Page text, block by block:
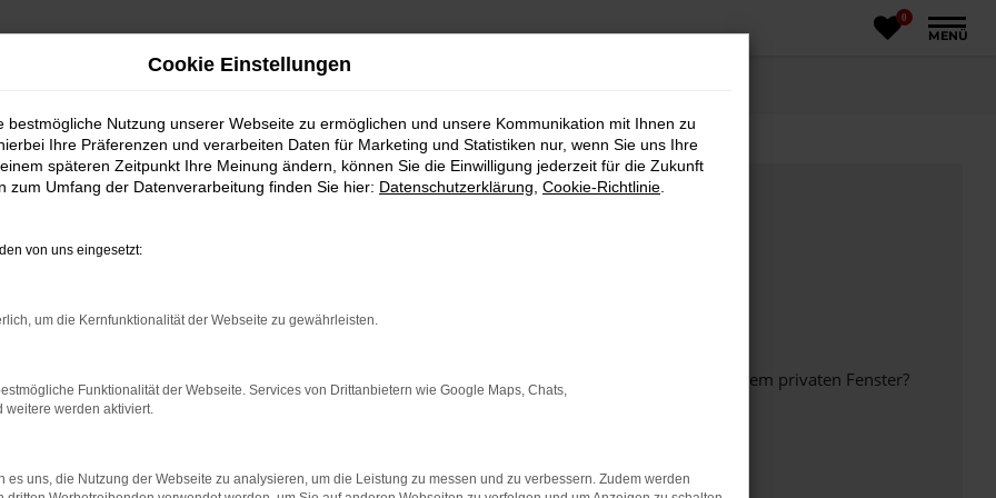
0
MENÜ
bestimmter Seiten verhindern. Funktioniert die Seite in einem anderen Browser oder in einem privaten Fenster?
beheben.
auf dem neuesten Stand sind.
kann auch dazu führen, dass bestimmte Funktionen nicht mehr unterstützt werden.
Cookie Einstellungen
bestmögliche Nutzung unserer Webseite zu ermöglichen und unsere Kommunikation mit Ihnen zu
Ihre Präferenzen und verarbeiten Daten für Marketing und Statistiken nur, wenn Sie uns Ihre
späteren Zeitpunkt Ihre Meinung ändern, können Sie die Einwilligung jederzeit für die Zukunft
zum Umfang der Datenverarbeitung finden Sie hier: Datenschutzerklärung Cookie-Richtlinie
von uns eingesetzt:
um die Kernfunktionalität der Webseite zu gewährleisten.
Funktionalität der Webseite. Services von Drittanbietern wie Google Maps, Chats,
weitere werden aktiviert.
es uns, die Nutzung der Webseite zu analysieren, um die Leistung zu messen und zu verbessern. Zudem werden